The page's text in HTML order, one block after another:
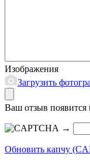
Изображения
Загрузить
Ваш отзыв появится
→
Обновить капчу